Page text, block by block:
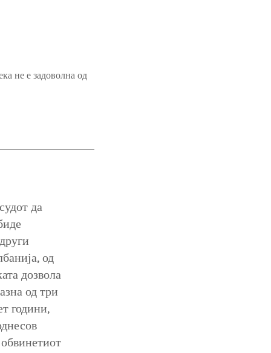
не е задоволна од
да
од
дозвола
од три
години,